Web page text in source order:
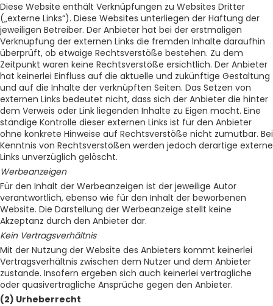
Diese Website enthält Verknüpfungen zu Websites Dritter
(„externe Links“). Diese Websites unterliegen der Haftung der
jeweiligen Betreiber. Der Anbieter hat bei der erstmaligen
Verknüpfung der externen Links die fremden Inhalte daraufhin
überprüft, ob etwaige Rechtsverstöße bestehen. Zu dem
Zeitpunkt waren keine Rechtsverstöße ersichtlich. Der Anbieter
hat keinerlei Einfluss auf die aktuelle und zukünftige Gestaltung
und auf die Inhalte der verknüpften Seiten. Das Setzen von
externen Links bedeutet nicht, dass sich der Anbieter die hinter
dem Verweis oder Link liegenden Inhalte zu Eigen macht. Eine
ständige Kontrolle dieser externen Links ist für den Anbieter
ohne konkrete Hinweise auf Rechtsverstöße nicht zumutbar. Bei
Kenntnis von Rechtsverstößen werden jedoch derartige externe
Links unverzüglich gelöscht.
Werbeanzeigen
Für den Inhalt der Werbeanzeigen ist der jeweilige Autor
verantwortlich, ebenso wie für den Inhalt der beworbenen
Website. Die Darstellung der Werbeanzeige stellt keine
Akzeptanz durch den Anbieter dar.
Kein Vertragsverhältnis
Mit der Nutzung der Website des Anbieters kommt keinerlei
Vertragsverhältnis zwischen dem Nutzer und dem Anbieter
zustande. Insofern ergeben sich auch keinerlei vertragliche
oder quasivertragliche Ansprüche gegen den Anbieter.
(2) Urheberrecht